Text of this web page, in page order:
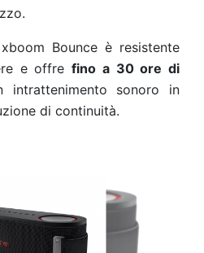
Bounce è resistente
e offrefino a 30 ore di
intrattenimento sonoro in
di continuità.